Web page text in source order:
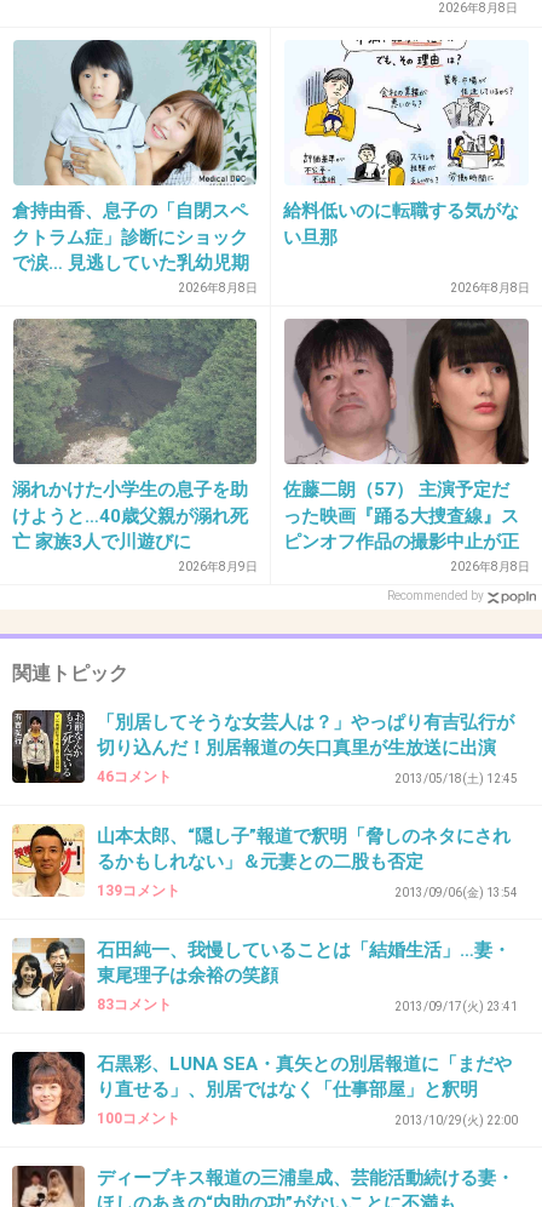
驚けへんなw
+32
34. 匿名2013/12/12(木) 21:27:39
私の方が勝ち組
-5
35. 匿名2013/12/12(木) 21:27:41
棒読みの大根役者！見てて笑っちゃうよ
+63 -3
東尾理子が大嫌い！
石田純一も節操無しでどうかと思うけど、ネタ
作ってはヒロイン演じる嫁の方が胡散臭い。
旦那もようやく目が覚めたんじゃない？
+245 -5
いとこのりえちゃんとか言う人が常に家にいる
よね。
ろうと思う…。
+303 -4
2026年8月8日
倉持由香、息子の「自閉スペ
クトラム症」診断にショック
で涙… 見逃していた乳幼児期
2026年8月8日
給料低いのに転職する気がな
い旦那
2026年8月8日
溺れかけた小学生の息子を助
けようと…40歳父親が溺れ死
亡 家族3人で川遊びに
2026年8月9日
佐藤二朗（57） 主演予定だ
った映画『踊る大捜査線』ス
ピンオフ作品の撮影中止が正
2026年8月8日
Recommended by
関連トピック
「別居してそうな女芸人は？」やっぱり有吉弘行が
切り込んだ！別居報道の矢口真里が生放送に出演
46コメント 2013/05/18(土) 12:45
山本太郎、“隠し子”報道で釈明「脅しのネタにされ
るかもしれない」＆元妻との二股も否定
139コメント 2013/09/06(金) 13:54
石田純一、我慢していることは「結婚生活」…妻・
東尾理子は余裕の笑顔
83コメント 2013/09/17(火) 23:41
石黒彩、LUNA SEA・真矢との別居報道に「まだや
り直せる」、別居ではなく「仕事部屋」と釈明
100コメント 2013/10/29(火) 22:00
ディーブキス報道の三浦皇成、芸能活動続ける妻・